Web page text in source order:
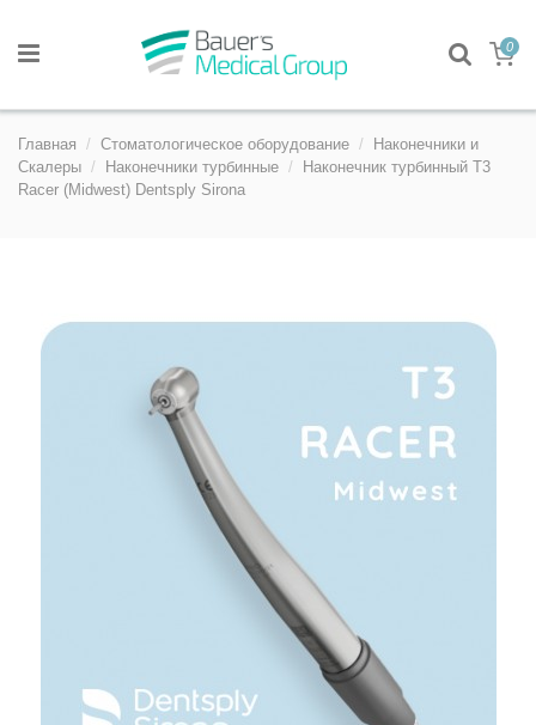
0
Главная Стоматологическое оборудование
Наконечники и
Скалеры
Наконечники турбинные
Наконечник турбинный T3
Racer (Midwest) Dentsply Sirona